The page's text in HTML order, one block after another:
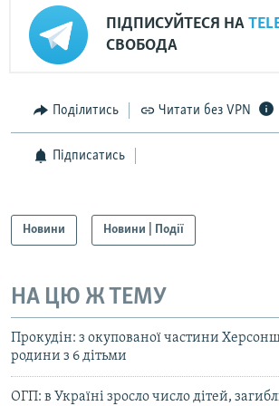
ПІДПИСУЙТЕСЯ НА
СВОБОДА
Поділитись Читати без VPN
Підписатись
Новини Новини | Події
НА ЦЮ Ж ТЕМУ
Прокудін: з окупованої частини
родини з 6 дітьми
ОГП: в Україні зросло число дітей,